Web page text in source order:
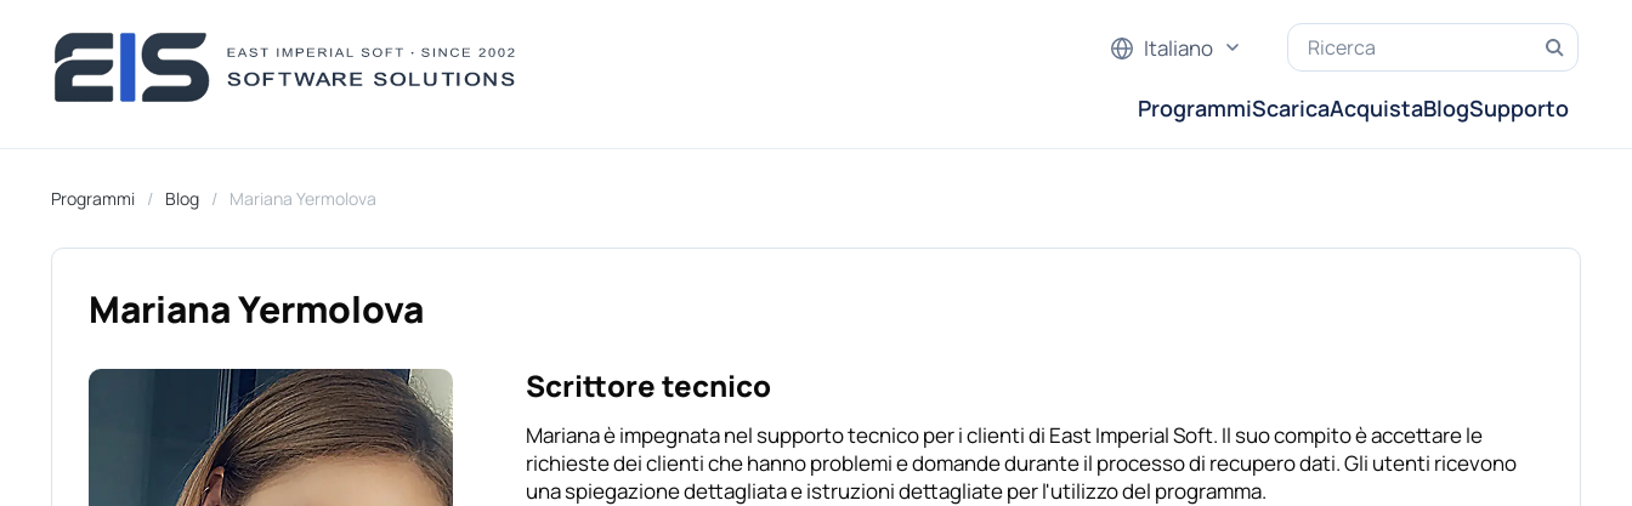
ProgrammiScaricaAcquistaBlogSupporto
Italiano
Programmi Blog Mariana Yermolova
Mariana Yermolova
Scrittore tecnico
Mariana è impegnata nel supporto tecnico per i clienti di East Imperial Soft. Il suo compito è accettare le
richieste dei clienti che hanno problemi e domande durante il processo di recupero dati. Gli utenti ricevono
una spiegazione dettagliata e istruzioni dettagliate per l'utilizzo del programma.